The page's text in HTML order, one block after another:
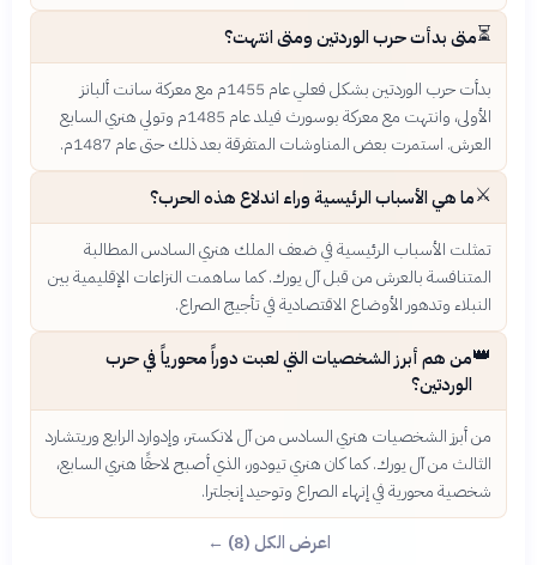
⏳متى بدأت حرب الوردتين ومتى انتهت؟
بدأت حرب الوردتين بشكل فعلي عام 1455م مع معركة سانت ألبانز
الأولى، وانتهت مع معركة بوسورث فيلد عام 1485م وتولي هنري السابع
العرش. استمرت بعض المناوشات المتفرقة بعد ذلك حتى عام 1487م.
⚔️ما هي الأسباب الرئيسية وراء اندلاع هذه الحرب؟
تمثلت الأسباب الرئيسية في ضعف الملك هنري السادس المطالبة
المتنافسة بالعرش من قبل آل يورك. كما ساهمت النزاعات الإقليمية بين
النبلاء وتدهور الأوضاع الاقتصادية في تأجيج الصراع.
👑من هم أبرز الشخصيات التي لعبت دوراً محورياً في حرب
الوردتين؟
من أبرز الشخصيات هنري السادس من آل لانكستر، وإدوارد الرابع وريتشارد
الثالث من آل يورك. كما كان هنري تيودور، الذي أصبح لاحقًا هنري السابع،
شخصية محورية في إنهاء الصراع وتوحيد إنجلترا.
اعرض الكل (8) ←